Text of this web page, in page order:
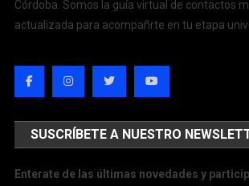
Córdoba. Somos la guía virtual de contactos
actualizada para acompañrte en tu etapa
SUSCRÍBETE A NUESTRO
Enterate de las últimas novedades y